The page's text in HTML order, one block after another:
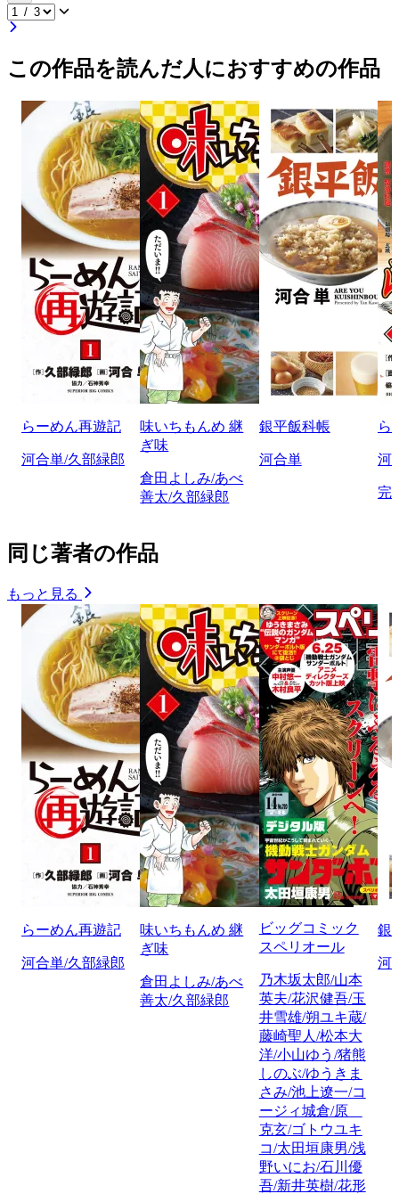
この作品を読んだ人におすすめの作品
らーめん再遊記
河合単/久部緑郎
味いちもんめ 継
ぎ味
倉田よしみ/あべ
善太/久部緑郎
銀平飯科帳
河合単
ら
河
完
同じ著者の作品
もっと見る
らーめん再遊記
河合単/久部緑郎
味いちもんめ 継
ぎ味
倉田よしみ/あべ
善太/久部緑郎
ビッグコミック
スペリオール
乃木坂太郎/山本
英夫/花沢健吾/玉
井雪雄/朔ユキ蔵/
藤崎聖人/松本大
洋/小山ゆう/猪熊
しのぶ/ゆうきま
さみ/池上遼一/コ
ージィ城倉/原
克玄/ゴトウユキ
コ/太田垣康男/浅
野いにお/石川優
吾/新井英樹/花形
銀
河